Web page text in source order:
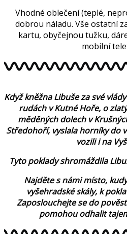
Vhodné oblečení (teplé,
dobrou náladu. Vše ostatní
kartu, obyčejnou tužku,
mobilní
Když kněžna Libuše za své
rudách v Kutné Hoře, o
měděných dolech v
Středohoří, vyslala horníky do
vozili i na
Tyto poklady shromáždila
Najděte s námi místo,
vyšehradské skály, k
Zaposlouchejte se do
pomohou odhalit